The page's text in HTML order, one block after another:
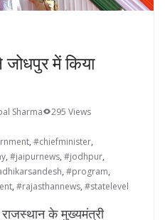
में किया
Sharma
295 Views
, #chiefminister,
, #jaipurnews, #jodhpur,
, #program,
, #rajasthannews, #statelevel
के मुख्यमंत्री